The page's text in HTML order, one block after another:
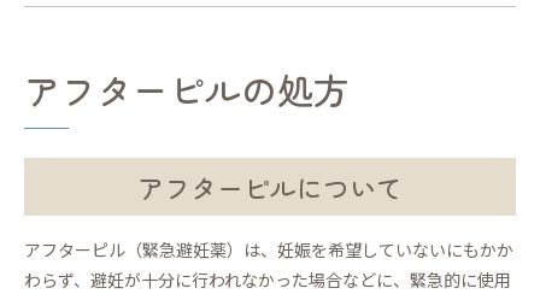
アフターピルの処方
アフターピルについて
アフターピル（緊急避妊薬）は、妊娠を希望していないにもかか
わらず、避妊が十分に行われなかった場合などに、緊急的に使用